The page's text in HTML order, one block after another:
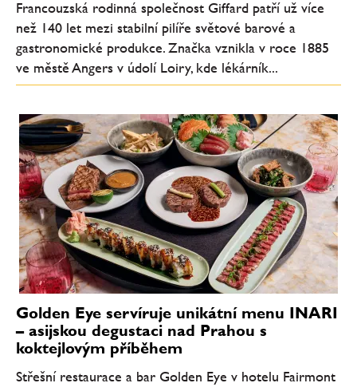
Francouzská rodinná společnost Giffard patří už více
než 140 let mezi stabilní pilíře světové barové a
gastronomické produkce. Značka vznikla v roce 1885
ve městě Angers v údolí Loiry, kde lékárník...
Golden Eye servíruje unikátní menu INARI
– asijskou degustaci nad Prahou s
koktejlovým příběhem
Střešní restaurace a bar Golden Eye v hotelu Fairmont